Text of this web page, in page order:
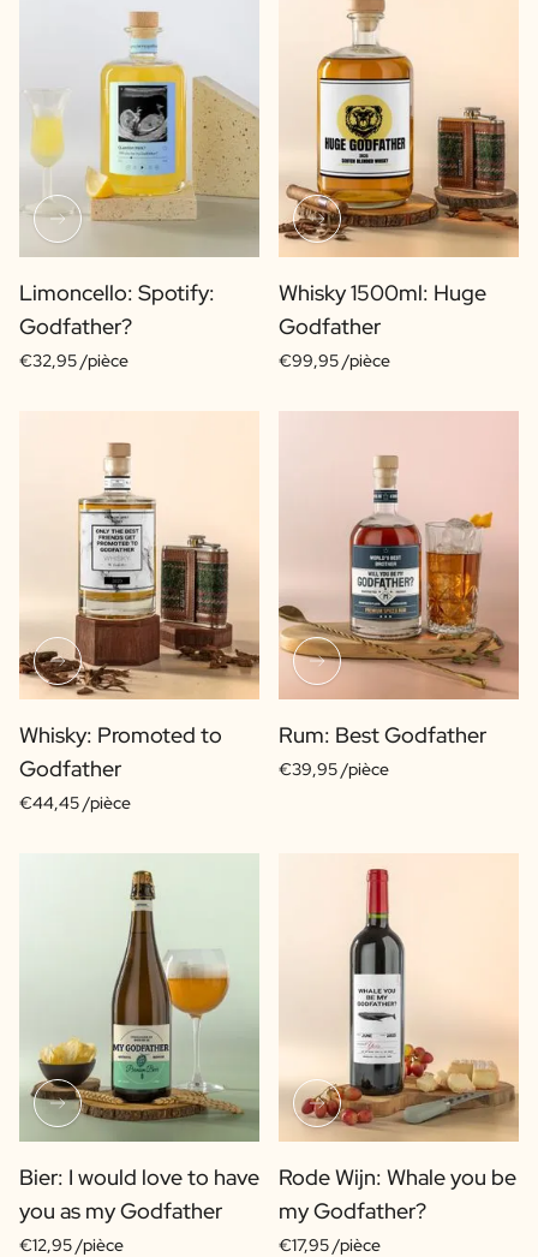
Limoncello: Spotify:
Godfather?
€32,95 /pièce
Whisky 1500ml: Huge
Godfather
€99,95 /pièce
Whisky: Promoted to
Godfather
€44,45 /pièce
Rum: Best Godfather
€39,95 /pièce
Bier: I would love to have
you as my Godfather
€12,95 /pièce
Rode Wijn: Whale you be
my Godfather?
€17,95 /pièce